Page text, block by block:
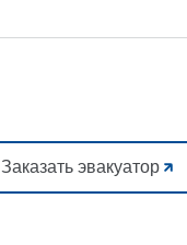
Заказать эвакуатор